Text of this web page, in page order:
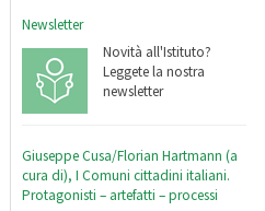
Newsletter
Novità all'Istituto?
Leggete la nostra
newsletter
Giuseppe Cusa/Florian Hartmann (a
cura di), I Comuni cittadini italiani.
Protagonisti – artefatti – processi